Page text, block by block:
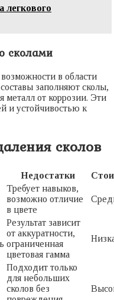
легкового
сколами
в области
заполняют сколы,
металл от коррозии. Эти
и устойчивостью к
сколов
Недостатки
Требует навыков,
возможно отличие
в цвете
Результат зависит
от аккуратности,
ограниченная
цветовая гамма
Подходит только
для небольших
сколов без